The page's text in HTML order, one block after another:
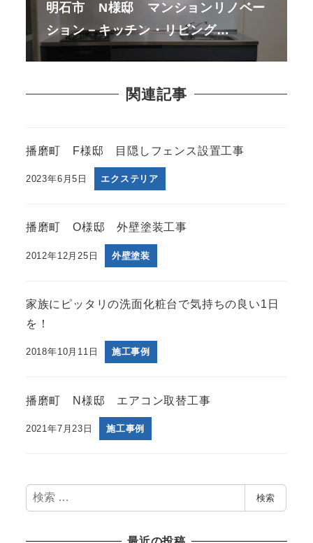
明石市 N様邸 マンションリノベー
ション－キッチン・リビング…
関連記事
播磨町 F様邸 目隠しフェンス設置工事
2023年6月5日 エクステリア
播磨町 O様邸 外壁塗装工事
2012年12月25日 外壁塗装
家族にピッタリの洗面化粧台で気持ちの良い1日
を！
2018年10月11日 施工事例
播磨町 N様邸 エアコン取替工事
2021年7月23日 施工事例
検
索
検索